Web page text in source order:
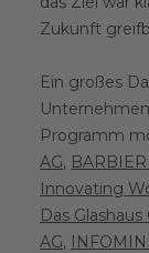
Zukunft
Ein großes
Programm
AG,
Innovating
Das Glashaus
AG,